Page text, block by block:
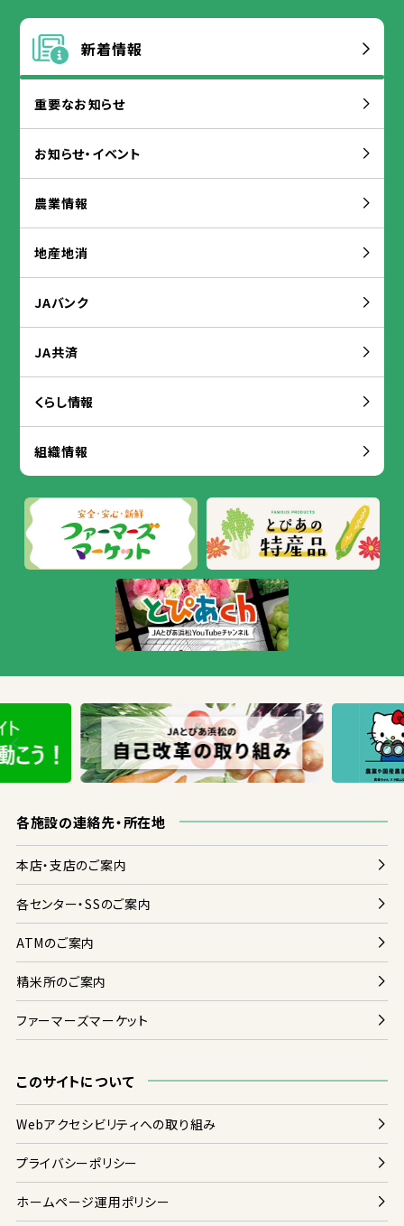
新着情報
重要なお知らせ
お知らせ・イベント
農業情報
地産地消
JAバンク
JA共済
くらし情報
組織情報
各施設の連絡先・所在地
本店・支店のご案内
各センター・SSのご案内
ATMのご案内
精米所のご案内
ファーマーズマーケット
このサイトについて
Webアクセシビリティへの取り組み
プライバシーポリシー
ホームページ運用ポリシー